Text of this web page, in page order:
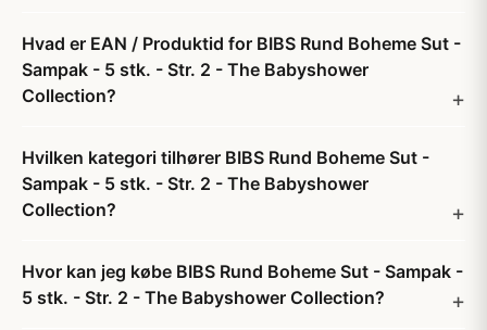
Hvad er EAN / Produktid for BIBS Rund Boheme Sut -
Sampak - 5 stk. - Str. 2 - The Babyshower
Collection?
Hvilken kategori tilhører BIBS Rund Boheme Sut -
Sampak - 5 stk. - Str. 2 - The Babyshower
Collection?
Hvor kan jeg købe BIBS Rund Boheme Sut - Sampak -
5 stk. - Str. 2 - The Babyshower Collection?